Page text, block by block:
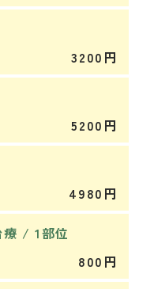
3200円
5200円
4980円
療 / 1部位
800円